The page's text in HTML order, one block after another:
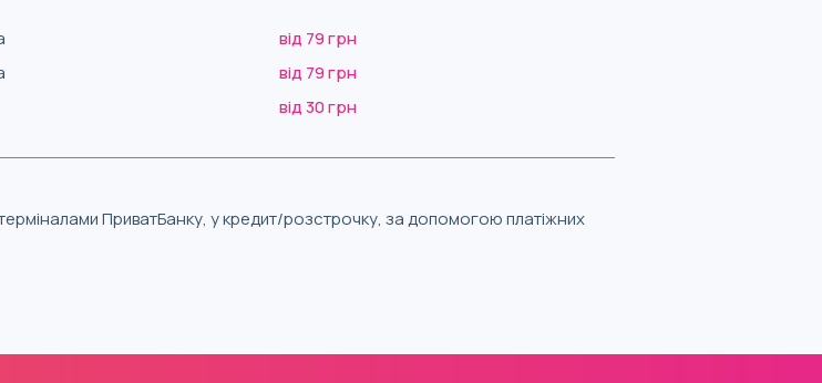
від 79 грн
від 79 грн
від 30 грн
ПриватБанку, у кредит/розстрочку, за допомогою платіжних